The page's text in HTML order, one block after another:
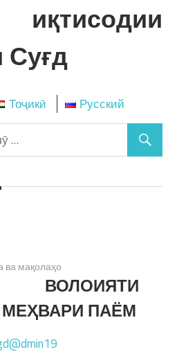
Суғд
Тоҷикӣ Русский
ва мақолаҳо
ВОЛОИЯТИ
ПАЁМ